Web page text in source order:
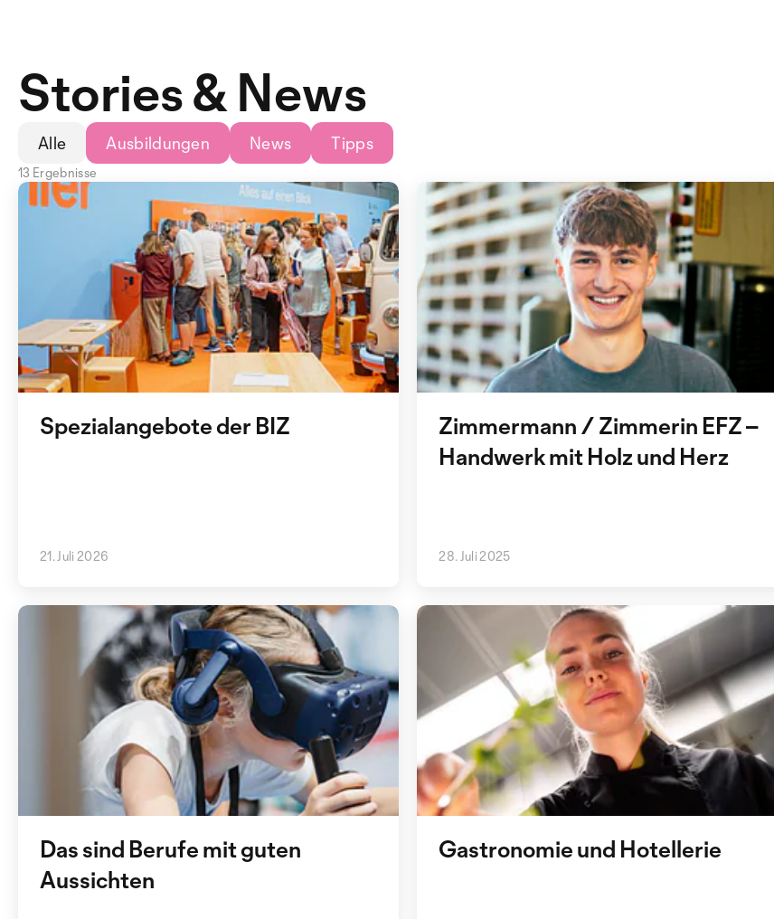
Stories & News
Alle Ausbildungen News Tipps
13 Ergebnisse
Spezialangebote der BIZ
21. Juli 2026
Zimmermann / Zimmerin EFZ –
Handwerk mit Holz und Herz
28. Juli 2025
Das sind Berufe mit guten
Aussichten
Gastronomie und Hotellerie